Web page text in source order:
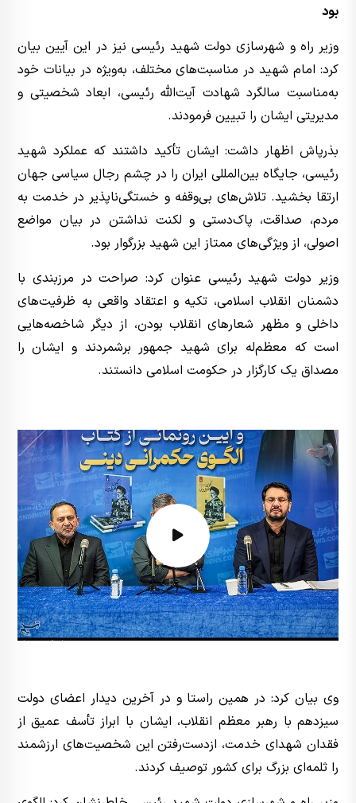
بود
وزیر راه و شهرسازی دولت شهید رئیسی نیز در این آیین بیان
کرد: امام شهید در مناسبت‌های مختلف، به‌ویژه در بیانات خود
به‌مناسبت سالگرد شهادت آیت‌الله رئیسی، ابعاد شخصیتی و
مدیریتی ایشان را تبیین فرمودند.
بذرپاش اظهار داشت: ایشان تأکید داشتند که عملکرد شهید
رئیسی، جایگاه بین‌المللی ایران را در چشم رجال سیاسی جهان
ارتقا بخشید. تلا‌ش‌های بی‌وقفه و خستگی‌ناپذیر در خدمت به
مردم، صداقت، پاک‌دستی و لکنت نداشتن در بیان مواضع
اصولی، از ویژگی‌های ممتاز این شهید بزرگوار بود.
وزیر دولت شهید رئیسی عنوان کرد: صراحت در مرزبندی با
دشمنان انقلاب اسلامی، تکیه و اعتقاد واقعی به ظرفیت‌های
داخلی و مظهر شعارهای انقلاب بودن، از دیگر شاخصه‌هایی
است که معظم‌له برای شهید جمهور برشمردند و ایشان را
مصداق یک کارگزار در حکومت اسلامی دانستند.
وی بیان کرد: در همین راستا و در آخرین دیدار اعضای دولت
سیزدهم با رهبر معظم انقلاب، ایشان با ابراز تأسف عمیق از
فقدان شهدای خدمت، ازدست‌رفتن این شخصیت‌های ارزشمند
را ثلمه‌ای بزرگ برای کشور توصیف کردند.